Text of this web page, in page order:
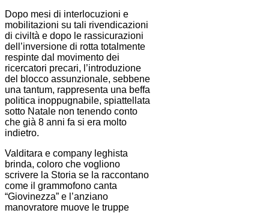
Dopo mesi di interlocuzioni e
mobilitazioni su tali rivendicazioni
di civiltà e dopo le rassicurazioni
dell’inversione di rotta totalmente
respinte dal movimento dei
ricercatori precari, l’introduzione
del blocco assunzionale, sebbene
una tantum, rappresenta una beffa
politica inoppugnabile, spiattellata
sotto Natale non tenendo conto
che già 8 anni fa si era molto
indietro.
Valditara e company leghista
brinda, coloro che vogliono
scrivere la Storia se la raccontano
come il grammofono canta
“Giovinezza” e l’anziano
manovratore muove le truppe